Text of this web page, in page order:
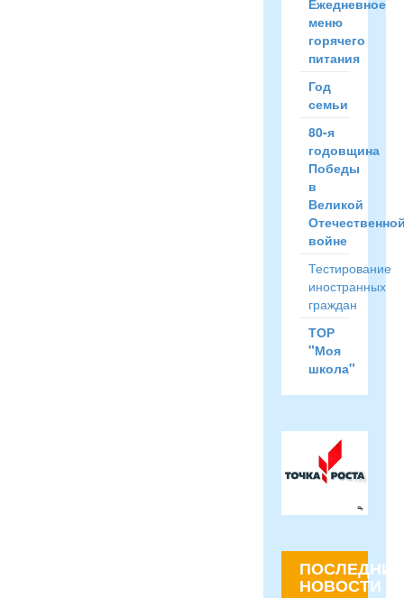
Ежедневное
меню
горячего
питания
Год
семьи
80-я
годовщина
Победы
в
Великой
войне
Тестирование
иностранных
граждан
ТОР
"Моя
школа"
ПОСЛЕДНИЕ
НОВОСТИ